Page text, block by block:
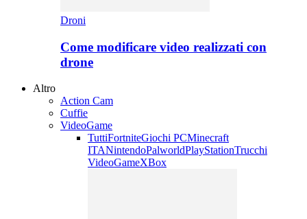
Droni
Come modificare video realizzati con
drone
Altro
Action Cam
Cuffie
VideoGame
TuttiFortniteGiochi PCMinecraft
ITANintendoPalworldPlayStationTrucchi
VideoGameXBox